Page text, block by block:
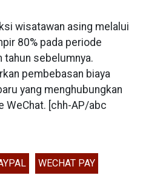
wisatawan asing melalui
80% pada periode
tahun sebelumnya.
pembebasan biaya
yang menghubungkan
WeChat. [chh-AP/abc
WECHAT PAY